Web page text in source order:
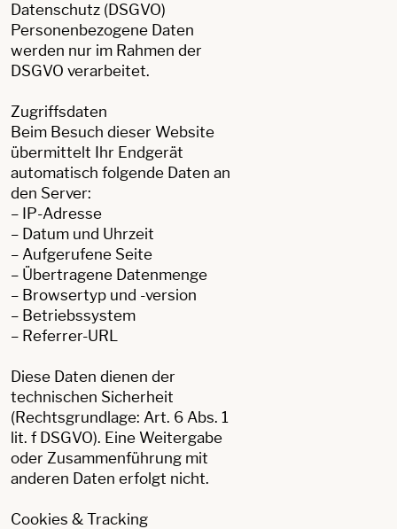
Datenschutz (DSGVO)
Personenbezogene Daten
werden nur im Rahmen der
DSGVO verarbeitet.
Zugriffsdaten
Beim Besuch dieser Website
übermittelt Ihr Endgerät
automatisch folgende Daten an
den Server:
– IP-Adresse
– Datum und Uhrzeit
– Aufgerufene Seite
– Übertragene Datenmenge
– Browsertyp und -version
– Betriebssystem
– Referrer-URL
Diese Daten dienen der
technischen Sicherheit
(Rechtsgrundlage: Art. 6 Abs. 1
lit. f DSGVO). Eine Weitergabe
oder Zusammenführung mit
anderen Daten erfolgt nicht.
Cookies & Tracking